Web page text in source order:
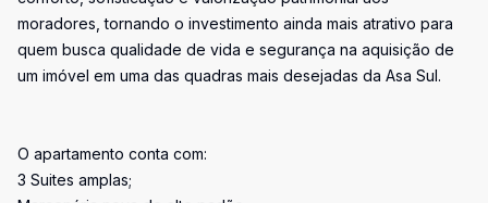
moradores, tornando o investimento ainda mais atrativo para
quem busca qualidade de vida e segurança na aquisição de
um imóvel em uma das quadras mais desejadas da Asa Sul.
O apartamento conta com:
3 Suites amplas;